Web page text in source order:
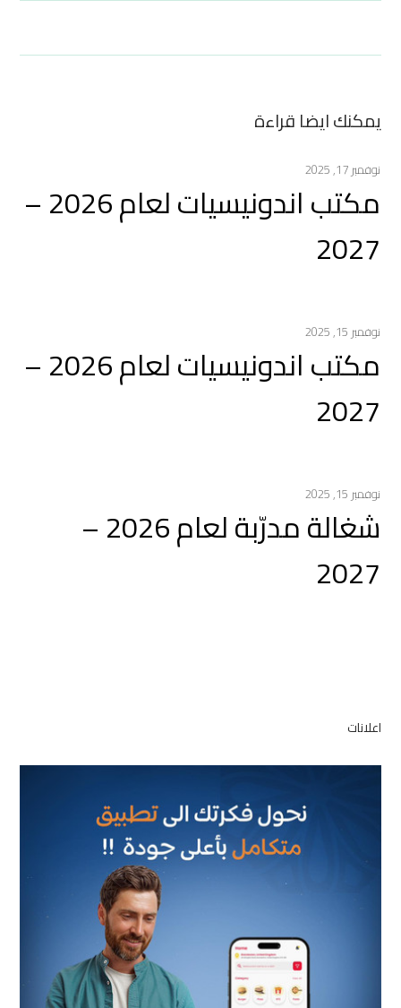
يمكنك ايضا قراءة
نوفمبر 17, 2025
مكتب اندونيسيات لعام 2026 –
2027
نوفمبر 15, 2025
مكتب اندونيسيات لعام 2026 –
2027
نوفمبر 15, 2025
شغالة مدرّبة لعام 2026 –
2027
اعلانات